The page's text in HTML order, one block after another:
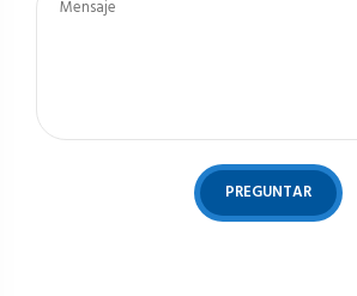
PREGUNTAR